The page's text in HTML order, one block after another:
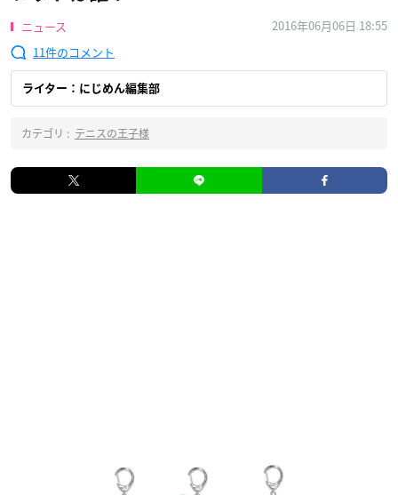
ニュース
2016年06月06日 18:55
11
ライター：にじめん編集部
カテゴリ : テニスの王子様